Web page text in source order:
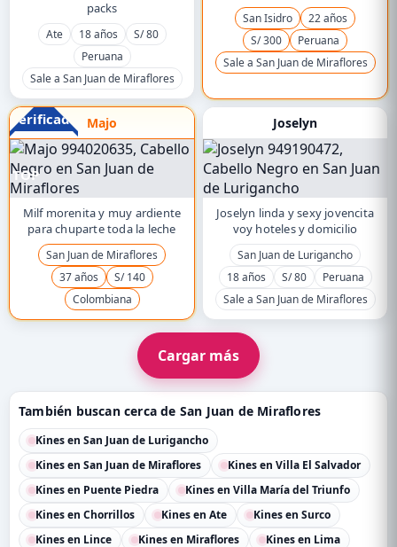
packs
Ate 18 años
S/ 80
Peruana
Sale a San Juan de Miraflores
San Isidro
22 años
S/ 300
Peruana
Sale a San Juan de Miraflores
Verificado Majo
TOP
Milf morenita y muy ardiente
para chuparte toda la leche
San Juan de Miraflores
37 años
S/ 140
Colombiana
Joselyn
Joselyn linda y sexy jovencita
voy hoteles y domicilio
San Juan de Lurigancho
18 años
S/ 80
Peruana
Sale a San Juan de Miraflores
Cargar más
También buscan cerca de San Juan de Miraflores
Kines en San Juan de Lurigancho
Kines en San Juan de Miraflores
Kines en Villa El Salvador
Kines en Puente Piedra
Kines en Villa María del Triunfo
Kines en Chorrillos
Kines en Ate
Kines en Surco
Kines en Lince
Kines en Miraflores Kines en Lima